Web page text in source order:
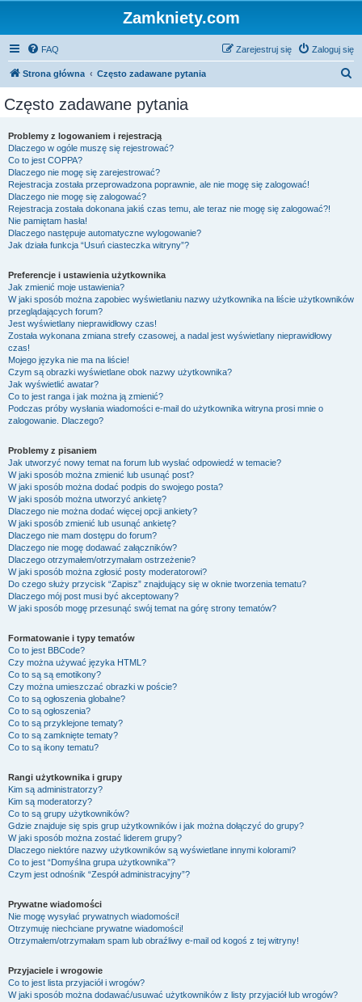
Zamkniety.com
FAQ Zaloguj się
Zarejestruj się
Strona główna Często zadawane pytania
Często zadawane pytania
Problemy z logowaniem i rejestracją
Dlaczego w ogóle muszę się rejestrować?
Co to jest COPPA?
Dlaczego nie mogę się zarejestrować?
Rejestracja została przeprowadzona poprawnie, ale nie mogę się zalogować!
Dlaczego nie mogę się zalogować?
Rejestracja została dokonana jakiś czas temu, ale teraz nie mogę się zalogować?!
Nie pamiętam hasła!
Dlaczego następuje automatyczne wylogowanie?
Jak działa funkcja “Usuń ciasteczka witryny”?
Preferencje i ustawienia użytkownika
Jak zmienić moje ustawienia?
W jaki sposób można zapobiec wyświetlaniu nazwy użytkownika na liście użytkowników
przeglądających forum?
Jest wyświetlany nieprawidłowy czas!
Została wykonana zmiana strefy czasowej, a nadal jest wyświetlany nieprawidłowy
czas!
Mojego języka nie ma na liście!
Czym są obrazki wyświetlane obok nazwy użytkownika?
Jak wyświetlić awatar?
Co to jest ranga i jak można ją zmienić?
Podczas próby wysłania wiadomości e-mail do użytkownika witryna prosi mnie o
zalogowanie. Dlaczego?
Problemy z pisaniem
Jak utworzyć nowy temat na forum lub wysłać odpowiedź w temacie?
W jaki sposób można zmienić lub usunąć post?
W jaki sposób można dodać podpis do swojego posta?
W jaki sposób można utworzyć ankietę?
Dlaczego nie można dodać więcej opcji ankiety?
W jaki sposób zmienić lub usunąć ankietę?
Dlaczego nie mam dostępu do forum?
Dlaczego nie mogę dodawać załączników?
Dlaczego otrzymałem/otrzymałam ostrzeżenie?
W jaki sposób można zgłosić posty moderatorowi?
Do czego służy przycisk “Zapisz” znajdujący się w oknie tworzenia tematu?
Dlaczego mój post musi być akceptowany?
W jaki sposób mogę przesunąć swój temat na górę strony tematów?
Formatowanie i typy tematów
Co to jest BBCode?
Czy można używać języka HTML?
Co to są są emotikony?
Czy można umieszczać obrazki w poście?
Co to są ogłoszenia globalne?
Co to są ogłoszenia?
Co to są przyklejone tematy?
Co to są zamknięte tematy?
Co to są ikony tematu?
Rangi użytkownika i grupy
Kim są administratorzy?
Kim są moderatorzy?
Co to są grupy użytkowników?
Gdzie znajduje się spis grup użytkowników i jak można dołączyć do grupy?
W jaki sposób można zostać liderem grupy?
Dlaczego niektóre nazwy użytkowników są wyświetlane innymi kolorami?
Co to jest “Domyślna grupa użytkownika”?
Czym jest odnośnik “Zespół administracyjny”?
Prywatne wiadomości
Nie mogę wysyłać prywatnych wiadomości!
Otrzymuję niechciane prywatne wiadomości!
Otrzymałem/otrzymałam spam lub obraźliwy e-mail od kogoś z tej witryny!
Przyjaciele i wrogowie
Co to jest lista przyjaciół i wrogów?
W jaki sposób można dodawać/usuwać użytkowników z listy przyjaciół lub wrogów?